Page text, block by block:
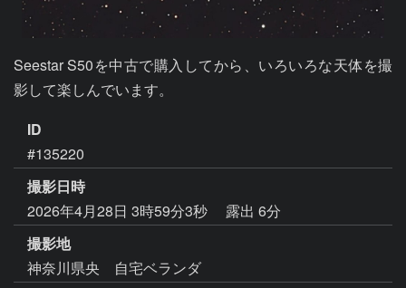
Seestar S50を中古で購入してから、いろいろな天体を撮
ID
#135220
撮影日時
2026年4月28日 3時59分3秒
露出 6分
撮影地
神奈川県央 自宅ベランダ